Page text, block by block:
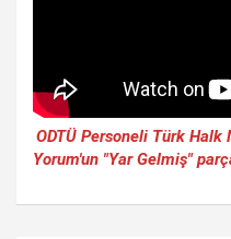
ODTÜ Personeli Türk
Yorum'un "Yar Gelmiş"